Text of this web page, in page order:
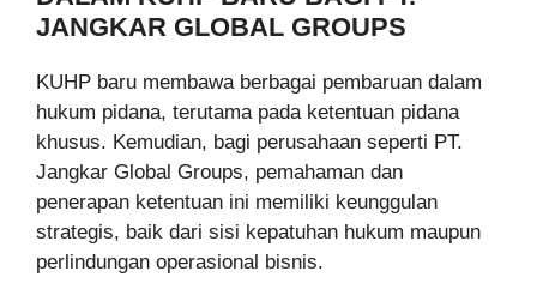
JANGKAR GLOBAL GROUPS
KUHP baru membawa berbagai pembaruan dalam
hukum pidana, terutama pada ketentuan pidana
khusus. Kemudian, bagi perusahaan seperti PT.
Jangkar Global Groups, pemahaman dan
penerapan ketentuan ini memiliki keunggulan
strategis, baik dari sisi kepatuhan hukum maupun
perlindungan operasional bisnis.